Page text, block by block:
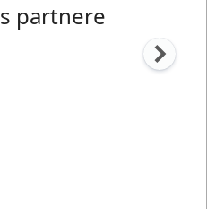
partnere